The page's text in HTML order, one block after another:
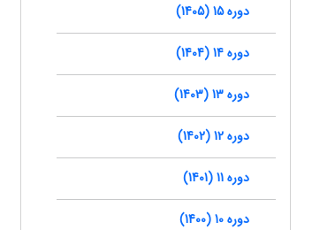
دوره 15 (1405)
دوره 14 (1404)
دوره 13 (1403)
دوره 12 (1402)
دوره 11 (1401)
دوره 10 (1400)